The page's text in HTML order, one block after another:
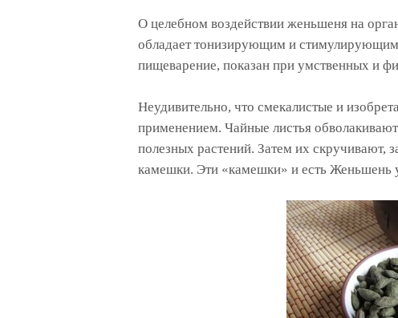
О целебном воздействии женьшеня на
обладает тонизирующим и
пищеварение, показан при умственных и
Неудивительно, что смекалистые и
применением. Чайные листья
полезных растений. Затем их скручивают,
камешки. Эти «камешки» и есть Женьшень